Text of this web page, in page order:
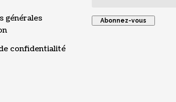
générales
confidentialité